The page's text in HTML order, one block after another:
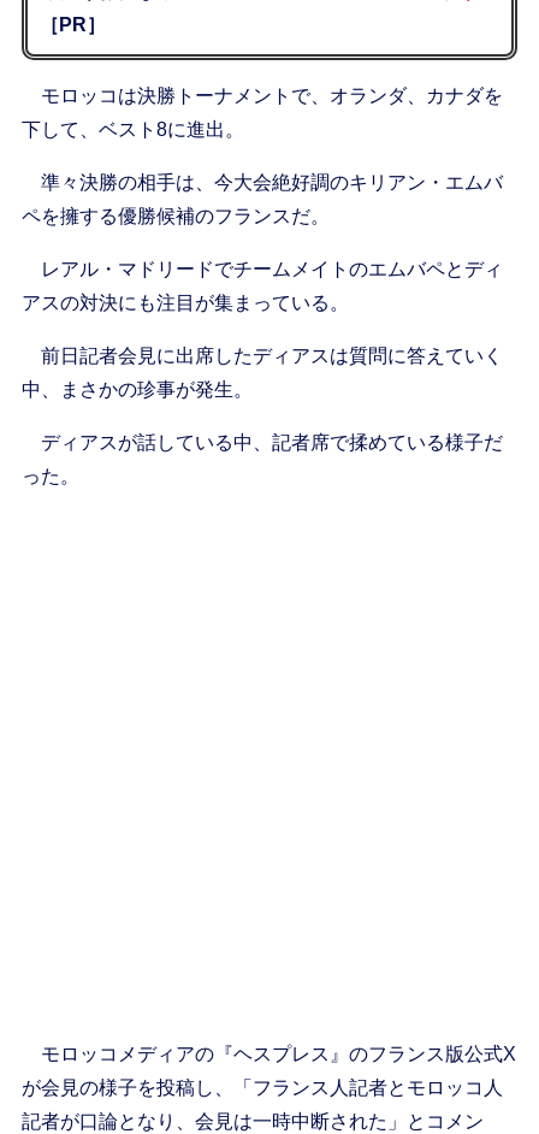
［PR］
モロッコは決勝トーナメントで、オランダ、カナダを
下して、ベスト8に進出。
準々決勝の相手は、今大会絶好調のキリアン・エムバ
ペを擁する優勝候補のフランスだ。
レアル・マドリードでチームメイトのエムバペとディ
アスの対決にも注目が集まっている。
前日記者会見に出席したディアスは質問に答えていく
中、まさかの珍事が発生。
ディアスが話している中、記者席で揉めている様子だ
った。
モロッコメディアの『ヘスプレス』のフランス版公式X
が会見の様子を投稿し、「フランス人記者とモロッコ人
記者が口論となり、会見は一時中断された」とコメン